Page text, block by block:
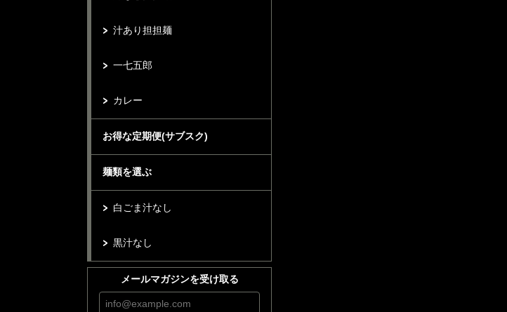
汁あり担担麺
一七五郎
カレー
お得な定期便(サブスク)
麺類を選ぶ
白ごま汁なし
黒汁なし
メールマガジンを受け取る